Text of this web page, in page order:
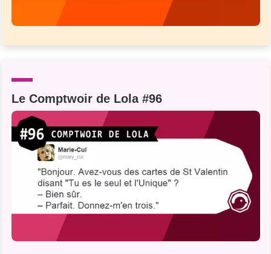
Le Comptwoir de Lola #96